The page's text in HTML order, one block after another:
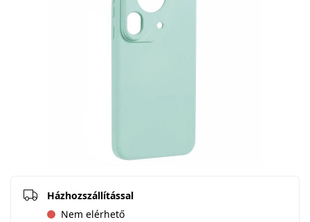
Házhozszállítással
Nem elérhető